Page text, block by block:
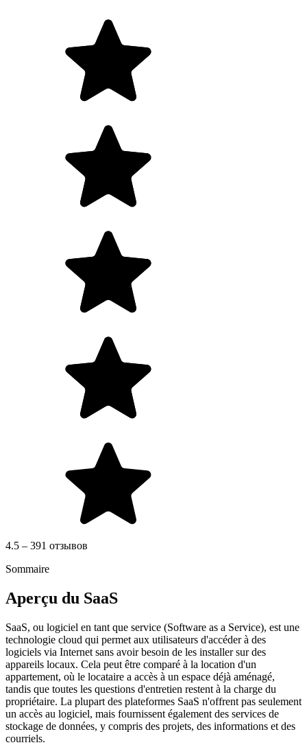
4.5 – 391 отзывов
Sommaire
Aperçu du SaaS
SaaS, ou logiciel en tant que service (Software as a Service), est une
technologie cloud qui permet aux utilisateurs d'accéder à des
logiciels via Internet sans avoir besoin de les installer sur des
appareils locaux. Cela peut être comparé à la location d'un
appartement, où le locataire a accès à un espace déjà aménagé,
tandis que toutes les questions d'entretien restent à la charge du
propriétaire. La plupart des plateformes SaaS n'offrent pas seulement
un accès au logiciel, mais fournissent également des services de
stockage de données, y compris des projets, des informations et des
courriels.